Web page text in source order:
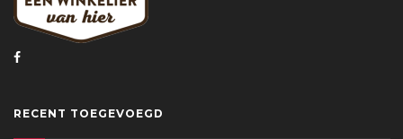
RECENT TOEGEVOEGD